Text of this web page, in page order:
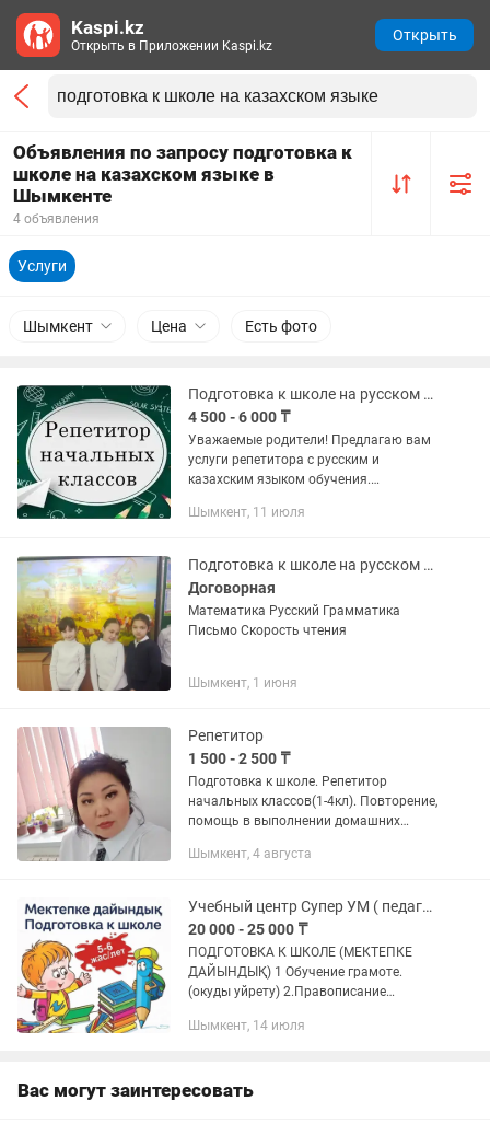
Объявления по запросу подготовка к
школе на казахском языке в
Шымкенте
4 объявления
Услуги
Шымкент Цена Есть фото
Подготовка к школе на русском и на казахском языках
4 500 - 6 000 ₸
Уважаемые родители! Предлагаю вам
услуги репетитора с русским и
казахским языком обучения.
к школе, ребенок через интерес освоит
Шымкент, 11 июля
Подготовка к школе на русском и казахском языке
Договорная
Математика Русский Грамматика
Письмо Скорость чтения
Шымкент, 1 июня
Репетитор
1 500 - 2 500 ₸
Подготовка к школе. Репетитор
начальных классов(1-4кл). Повторение,
помощь в выполнении домашних
казахский, русский язык. Нахожу
индивидуальная...
Шымкент, 4 августа
Учебный центр Супер УМ ( педагог с 25 -летним стажем)
20 000 - 25 000 ₸
ПОДГОТОВКА К ШКОЛЕ (МЕКТЕПКЕ
ДАЙЫНДЫҚ) 1 Обучение грамоте.
(окуды уйрету) 2.Правописание
шығару) 4.скорочтение (жылдамдықка
Шымкент, 14 июля
Вас могут заинтересовать
Kaspi.kz
Открыть в Приложении Kaspi.kz
Открыть